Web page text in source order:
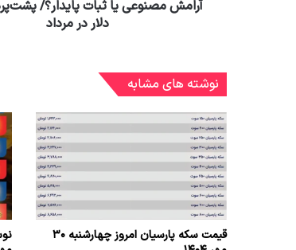
آرامش مصنوعی یا ثبات پایدار؟/
دلار در مرداد
نوشته های مشابه
قیمت سکه پارسیان امروز چهارشنبه ۳۰